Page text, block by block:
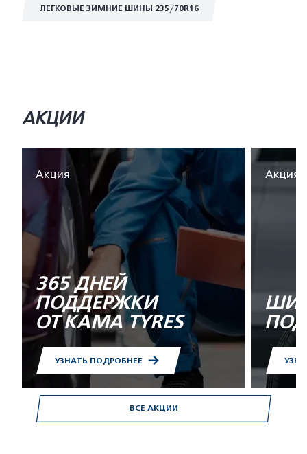
ЛЕГКОВЫЕ ЗИМНИЕ ШИНЫ 235/70R16
ВСЕ АКЦИИ
АКЦИИ
Акция
365 ДНЕЙ
ПОДДЕРЖКИ
ОТ KAMA TYRES
УЗНАТЬ ПОДРОБНЕЕ
Акция